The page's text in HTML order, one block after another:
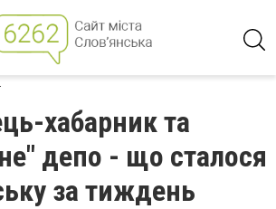
хабарник та
депо - що сталося
за тиждень